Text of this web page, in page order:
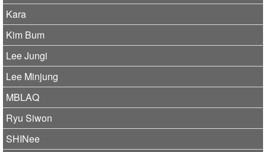
Kara
Kim Bum
Lee Jungi
Lee Minjung
MBLAQ
Ryu Siwon
SHINee